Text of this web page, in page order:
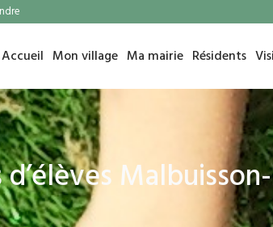
Accueil Mon village Ma mairie Résidents